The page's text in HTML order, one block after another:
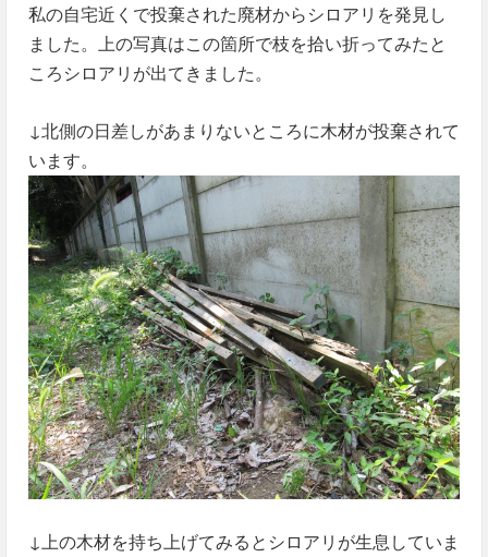
私の自宅近くで投棄された廃材からシロアリを発見し
ました。上の写真はこの箇所で枝を拾い折ってみたと
ころシロアリが出てきました。
↓北側の日差しがあまりないところに木材が投棄されて
います。
↓上の木材を持ち上げてみるとシロアリが生息していま